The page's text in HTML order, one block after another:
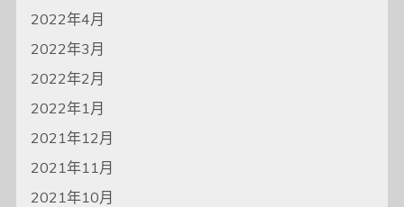
2022年4月
2022年3月
2022年2月
2022年1月
2021年12月
2021年11月
2021年10月